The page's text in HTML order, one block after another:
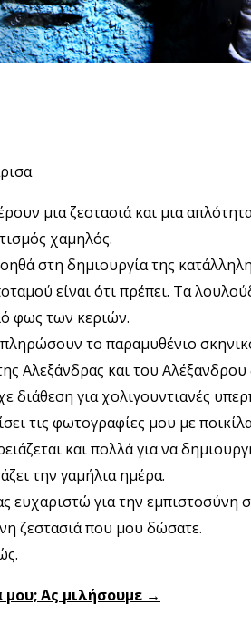
μια ζεστασιά και μια
χαμηλός.
στη δημιουργία της
είναι ότι πρέπει. Τα
φως των κεριών.
το παραμυθένιο
Αλεξάνδρας και του Αλέξανδρου
διάθεση για χολιγουντιανές
τις φωτογραφίες μου με
και πολλά για να
την γαμήλια ημέρα.
ευχαριστώ για την εμπιστοσύνη
ζεστασιά που μου δώσατε.
Ας μιλήσουμε →